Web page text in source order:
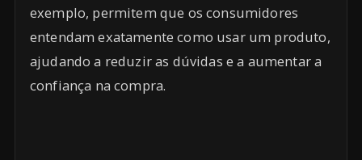
exemplo, permitem que os consumidores
entendam exatamente como usar um produto,
ajudando a reduzir as dúvidas e a aumentar a
confiança na compra.